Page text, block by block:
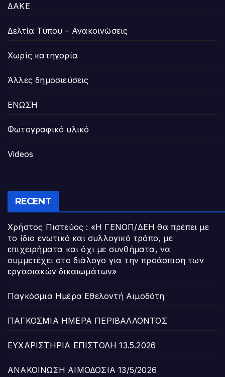
ΔΑΚΕ
Δελτία Τύπου – Ανακοινώσεις
Χωρίς κατηγορία
Άλλες δημοσιεύσεις
ΕΝΩΣΗ
Φωτογραφικό υλικό
Videos
RECENT
Χρήστος Πιστεύος : «Η ΓΕΝΟΠ/ΔΕΗ θα πρέπει με
το ίδιο ενωτικό και συλλογικό τρόπο, με
επιχειρήματα και όχι με συνθήματα, να
συμμετέχει στο διάλογο για την προάσπιση των
εργασιακών δικαιωμάτων»
Παγκόσμια Ημέρα Εθελοντή Αιμοδότη
ΠΑΓΚΟΣΜΙΑ ΗΜΕΡΑ ΠΕΡΙΒΑΛΛΟΝΤΟΣ
ΕΥΧΑΡΙΣΤΗΡΙΑ ΕΠΙΣΤΟΛΗ 13.5.2026
ΑΝΑΚΟΙΝΩΣΗ ΑΙΜΟΔΟΣΙΑ 13/5/2026